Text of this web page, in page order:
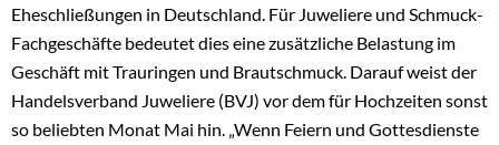
Eheschließungen in Deutschland. Für Juweliere und Schmuck-
Fachgeschäfte bedeutet dies eine zusätzliche Belastung im
Geschäft mit Trauringen und Brautschmuck. Darauf weist der
Handelsverband Juweliere (BVJ) vor dem für Hochzeiten sonst
so beliebten Monat Mai hin. „Wenn Feiern und Gottesdienste